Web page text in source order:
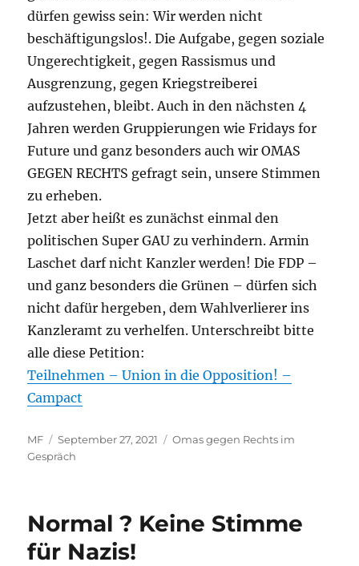
dürfen gewiss sein: Wir werden nicht
beschäftigungslos!. Die Aufgabe, gegen soziale
Ungerechtigkeit, gegen Rassismus und
Ausgrenzung, gegen Kriegstreiberei
aufzustehen, bleibt. Auch in den nächsten 4
Jahren werden Gruppierungen wie Fridays for
Future und ganz besonders auch wir OMAS
GEGEN RECHTS gefragt sein, unsere Stimmen
zu erheben.
Jetzt aber heißt es zunächst einmal den
politischen Super GAU zu verhindern. Armin
Laschet darf nicht Kanzler werden! Die FDP –
und ganz besonders die Grünen – dürfen sich
nicht dafür hergeben, dem Wahlverlierer ins
Kanzleramt zu verhelfen. Unterschreibt bitte
alle diese Petition:
Teilnehmen – Union in die Opposition! –
Campact
Autor
MF
Veröffentlicht
am
September 27, 2021 Kategorien
Omas gegen Rechts im
Gespräch
Normal ? Keine Stimme
für Nazis!